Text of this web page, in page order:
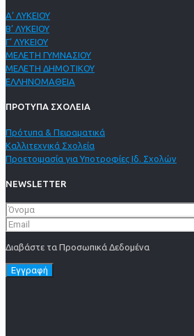
Α’ ΛΥΚΕΙΟΥ
Β’ ΛΥΚΕΙΟΥ
Γ’ ΛΥΚΕΙΟΥ
ΜΕΛΕΤΗ ΓΥΜΝΑΣΙΟΥ
ΜΕΛΕΤΗ ΔΗΜΟΤΙΚΟΥ
ΕΛΛΗΝΟΜΑΘΕΙΑ
ΠΡΟΤΥΠΑ ΣΧΟΛΕΙΑ
Πρότυπα & Πειραματικά
Καλλιτεχνικά Σχολεία
Προετοιμασία για Υποτροφίες Ιδ. Σχολών
NEWSLETTER
Διαβάστε τα Προσωπικά Δεδομένα